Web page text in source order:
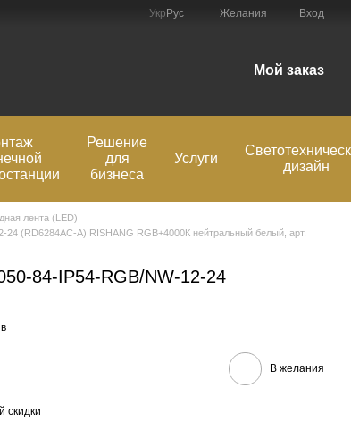
Укр Рус Желания Вход
Мой заказ
Решение
для
бизнеса
Услуги
дизайн
лента (LED)
(RD6284AC-A) RISHANG RGB+4000К нейтральный белый, арт.
84-IP54-RGB/NW-12-24
В желания
скидки